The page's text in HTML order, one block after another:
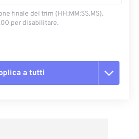
finale del trim (HH:MM:SS.MS).
per disabilitare.
a tutti